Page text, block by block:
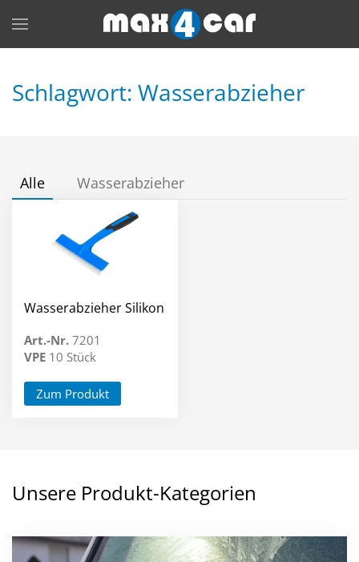
Skip to main content
Schlagwort: Wasserabzieher
Alle Wasserabzieher
Wasserabzieher Silikon
Art.-Nr. 7201
VPE 10 Stück
Zum Produkt
Unsere Produkt-Kategorien